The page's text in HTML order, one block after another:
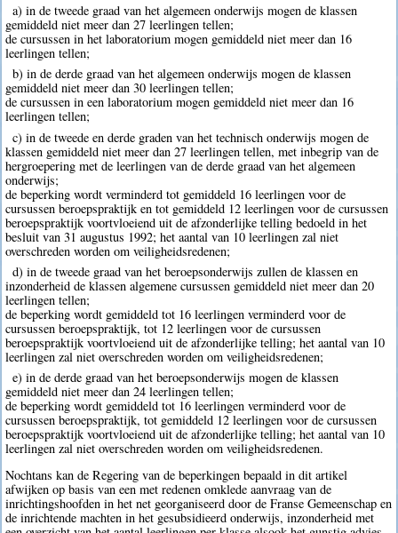
a) in de tweede graad van het algemeen onderwijs mogen de klassen
gemiddeld niet meer dan 27 leerlingen tellen;
de cursussen in het laboratorium mogen gemiddeld niet meer dan 16
leerlingen tellen;
b) in de derde graad van het algemeen onderwijs mogen de klassen
gemiddeld niet meer dan 30 leerlingen tellen;
de cursussen in een laboratorium mogen gemiddeld niet meer dan 16
leerlingen tellen;
c) in de tweede en derde graden van het technisch onderwijs mogen de
klassen gemiddeld niet meer dan 27 leerlingen tellen, met inbegrip van de
hergroepering met de leerlingen van de derde graad van het algemeen
onderwijs;
de beperking wordt verminderd tot gemiddeld 16 leerlingen voor de
cursussen beroepspraktijk en tot gemiddeld 12 leerlingen voor de cursussen
beroepspraktijk voortvloeiend uit de afzonderlijke telling bedoeld in het
besluit van 31 augustus 1992; het aantal van 10 leerlingen zal niet
overschreden worden om veiligheidsredenen;
d) in de tweede graad van het beroepsonderwijs zullen de klassen en
inzonderheid de klassen algemene cursussen gemiddeld niet meer dan 20
leerlingen tellen;
de beperking wordt gemiddeld tot 16 leerlingen verminderd voor de
cursussen beroepspraktijk, tot 12 leerlingen voor de cursussen
beroepspraktijk voortvloeiend uit de afzonderlijke telling; het aantal van 10
leerlingen zal niet overschreden worden om veiligheidsredenen;
e) in de derde graad van het beroepsonderwijs mogen de klassen
gemiddeld niet meer dan 24 leerlingen tellen;
de beperking wordt gemiddeld tot 16 leerlingen verminderd voor de
cursussen beroepspraktijk, tot gemiddeld 12 leerlingen voor de cursussen
beroepspraktijk voortvloeiend uit de afzonderlijke telling; het aantal van 10
leerlingen zal niet overschreden worden om veiligheidsredenen.
Nochtans kan de Regering van de beperkingen bepaald in dit artikel
afwijken op basis van een met redenen omklede aanvraag van de
inrichtingshoofden in het net georganiseerd door de Franse Gemeenschap en
de inrichtende machten in het gesubsidieerd onderwijs, inzonderheid met